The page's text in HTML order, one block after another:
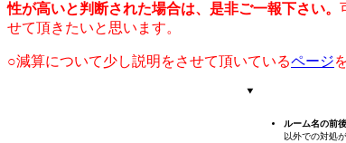
性が高いと判断された場合は、是非ご一報下さい。
せて頂きたいと思います。
○減算について少し説明をさせて頂いているページ
ルーム名の前
以外での対処